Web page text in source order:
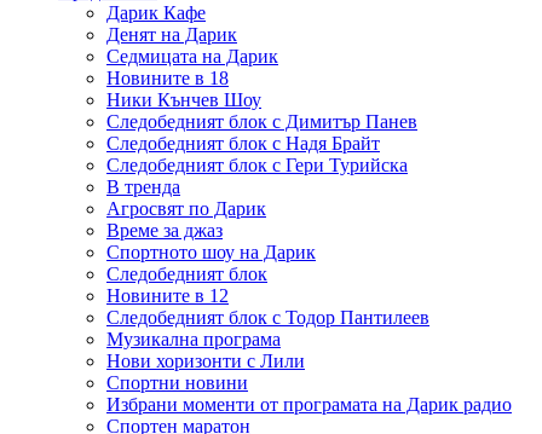
Дарик Кафе
Денят на Дарик
Седмицата на Дарик
Новините в 18
Ники Кънчев Шоу
Следобедният блок с Димитър Панев
Следобедният блок с Надя Брайт
Следобедният блок с Гери Турийска
В тренда
Агросвят по Дарик
Време за джаз
Спортното шоу на Дарик
Следобедният блок
Новините в 12
Следобедният блок с Тодор Пантилеев
Музикална програма
Нови хоризонти с Лили
Спортни новини
Избрани моменти от програмата на Дарик радио
Спортен маратон